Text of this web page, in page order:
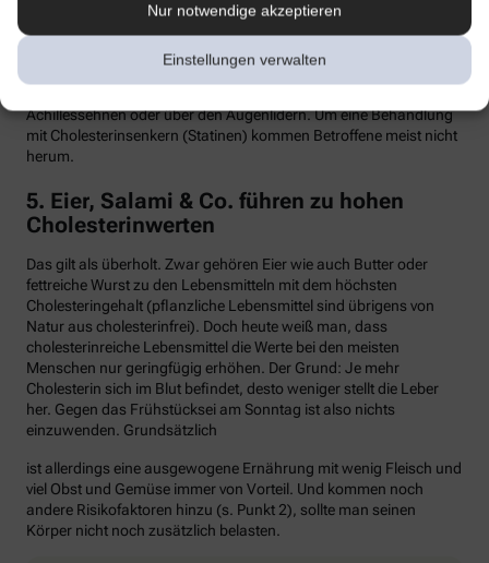
Nur notwendige akzeptieren
Einstellungen verwalten
Hypercholesterinämie kommt bei etwa einer von 300 Personen
vor. Sind in der Familie Fälle von frühen Herzinfarkten, Stents oder
Bypass-Operationen bekannt, sollte man sein Cholesterin
dringend überprüfen lassen. Anzeichen können auch gelbliche
Achillessehnen oder über den Augenlidern. Um eine Behandlung
mit Cholesterinsenkern (Statinen) kommen Betroffene meist nicht
herum.
5. Eier, Salami & Co. führen zu hohen
Cholesterinwerten
Das gilt als überholt. Zwar gehören Eier wie auch Butter oder
fettreiche Wurst zu den Lebensmitteln mit dem höchsten
Cholesteringehalt (pflanzliche Lebensmittel sind übrigens von
Natur aus cholesterinfrei). Doch heute weiß man, dass
cholesterinreiche Lebensmittel die Werte bei den meisten
Menschen nur geringfügig erhöhen. Der Grund: Je mehr
Cholesterin sich im Blut befindet, desto weniger stellt die Leber
her. Gegen das Frühstücksei am Sonntag ist also nichts
einzuwenden. Grundsätzlich
ist allerdings eine ausgewogene Ernährung mit wenig Fleisch und
viel Obst und Gemüse immer von Vorteil. Und kommen noch
andere Risikofaktoren hinzu (s. Punkt 2), sollte man seinen
Körper nicht noch zusätzlich belasten.